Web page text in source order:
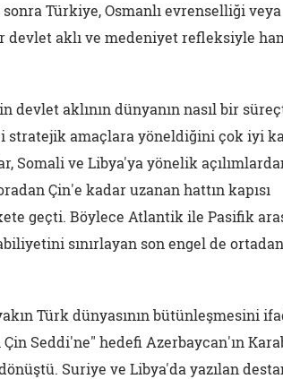
Türkiye, Osmanlı evrenselliği veya
devlet aklı ve medeniyet refleksiyle
devlet aklının dünyanın nasıl bir
amaçlara yöneldiğini çok iyi
Somali ve Libya'ya yönelik
Çin'e kadar uzanan hattın kapısı
geçti. Böylece Atlantik ile Pasifik
sınırlayan son engel de
Türk dünyasının bütünleşmesini
Seddi'ne" hedefi Azerbaycan'ın
Suriye ve Libya'da yazılan